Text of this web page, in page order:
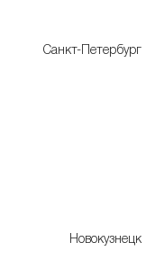
Санкт-Петербург
Новокузнецк